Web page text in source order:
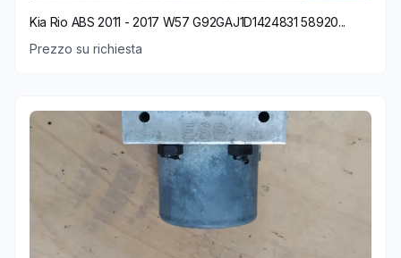
Kia Rio ABS 2011 - 2017 W57 G92GAJ1D1424831 58920...
Prezzo su richiesta